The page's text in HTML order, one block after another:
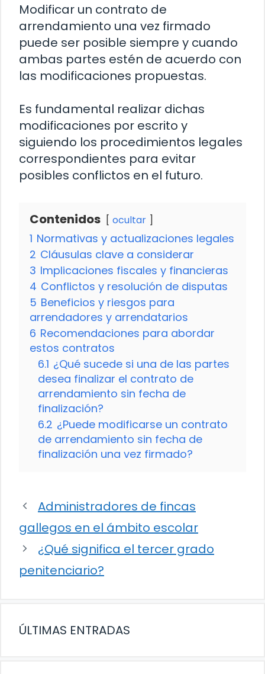
Modificar un contrato de
arrendamiento una vez firmado
puede ser posible siempre y cuando
ambas partes estén de acuerdo con
las modificaciones propuestas.
Es fundamental realizar dichas
modificaciones por escrito y
siguiendo los procedimientos legales
correspondientes para evitar
posibles conflictos en el futuro.
Contenidos ocultar
1 Normativas y actualizaciones legales
2 Cláusulas clave a considerar
3 Implicaciones fiscales y financieras
4 Conflictos y resolución de disputas
5 Beneficios y riesgos para
arrendadores y arrendatarios
6 Recomendaciones para abordar
estos contratos
6.1 ¿Qué sucede si una de las partes
desea finalizar el contrato de
arrendamiento sin fecha de
finalización?
6.2 ¿Puede modificarse un contrato
de arrendamiento sin fecha de
finalización una vez firmado?
Administradores de fincas
gallegos en el ámbito escolar
¿Qué significa el tercer grado
penitenciario?
ÚLTIMAS ENTRADAS